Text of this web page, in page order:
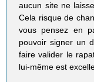
aucun site ne
Cela risque de
vous pensez en
pouvoir signer un
faire valider le
lui-même est